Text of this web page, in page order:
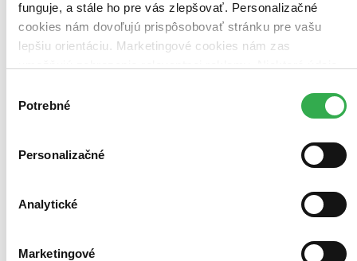
funguje, a stále ho pre vás zlepšovať. Personalizačné
cookies nám dovoľujú prispôsobovať stránku pre vašu
lepšiu orientáciu. Marketingové cookies nám zas
keby sme mohli používať všetky tieto cookies. Ďakujeme!
súhlasu
Potrebné
Personalizačné
Analytické
Marketingové